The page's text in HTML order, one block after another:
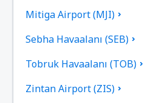
Mitiga Airport (MJI)
Sebha Havaalanı (SEB)
Tobruk Havaalanı (TOB)
Zintan Airport (ZIS)